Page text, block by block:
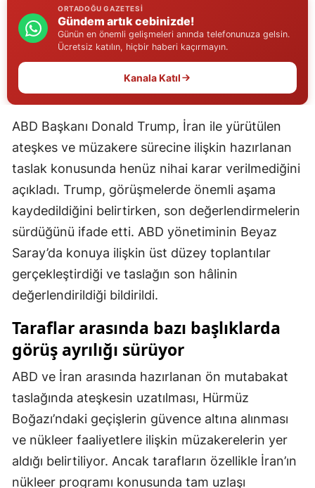
Gaziantep
Giresun
Gümüşhane
Hakkari
Hatay
Isparta
Mersin
İstanbul
İzmir
Kars
Kayseri
Kırşehir
Kocaeli
Konya
Kütahya
ORTADOĞU GAZETESI
Gündem artık cebinizde!
Günün en önemli gelişmeleri anında telefonunuza gelsin.
Ücretsiz katılın, hiçbir haberi kaçırmayın.
Kanala Katıl
ABD Başkanı Donald Trump, İran ile yürütülen
ateşkes ve müzakere sürecine ilişkin hazırlanan
taslak konusunda henüz nihai karar verilmediğini
açıkladı. Trump, görüşmelerde önemli aşama
kaydedildiğini belirtirken, son değerlendirmelerin
sürdüğünü ifade etti. ABD yönetiminin Beyaz
Saray’da konuya ilişkin üst düzey toplantılar
gerçekleştirdiği ve taslağın son hâlinin
değerlendirildiği bildirildi.
Taraflar arasında bazı başlıklarda
görüş ayrılığı sürüyor
ABD ve İran arasında hazırlanan ön mutabakat
taslağında ateşkesin uzatılması, Hürmüz
Boğazı’ndaki geçişlerin güvence altına alınması
ve nükleer faaliyetlere ilişkin müzakerelerin yer
aldığı belirtiliyor. Ancak tarafların özellikle İran’ın
nükleer programı konusunda tam uzlaşı